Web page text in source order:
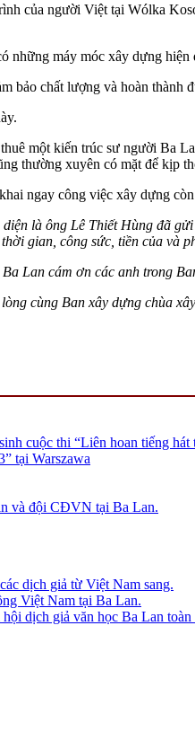
của người Việt tại Wólka
những máy móc xây dựng hiện
chất lượng và hoàn thành
một kiến trúc sư người Ba
thường xuyên có mặt để kịp
ngay công việc xây dựng
là ông Lê Thiết Hùng đã
gian, công sức, tiền của và
Lan cám ơn các anh trong
cùng Ban xây dựng chùa
cuộc thi “Liên hoan tiếng hát
tại Warszawa
và đội CĐVN tại Ba Lan.
dịch giả từ Việt Nam sang.
Việt Nam tại Ba Lan.
dịch giả văn học Ba Lan toàn